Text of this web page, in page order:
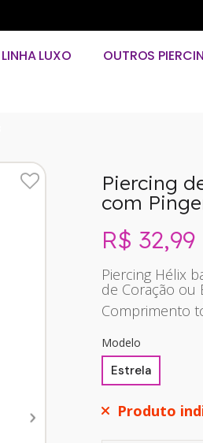
LINHA LUXO OUTROS
Piercing
com
R$ 32,99
Piercing Hélix
de Coração ou
Comprimento
Modelo
Estrela
Produto